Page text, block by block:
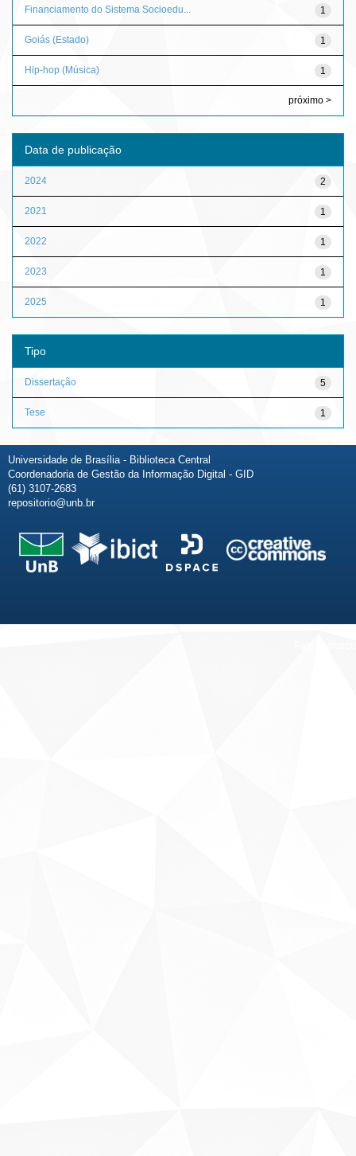
1
Financiamento do Sistema Socioedu...
1
Goiás (Estado)
1
Hip-hop (Música)
próximo >
Data de publicação
2
2024
1
2021
1
2022
1
2023
1
2025
Tipo
5
Dissertação
1
Tese
Universidade de Brasília - Biblioteca Central
Coordenadoria de Gestão da Informação Digital - GID
(61) 3107-2683
repositorio@unb.br